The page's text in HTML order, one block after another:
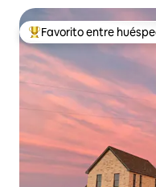
Favorito entre
Favorito entre